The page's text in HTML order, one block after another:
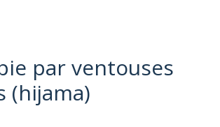
par ventouses
(hijama)